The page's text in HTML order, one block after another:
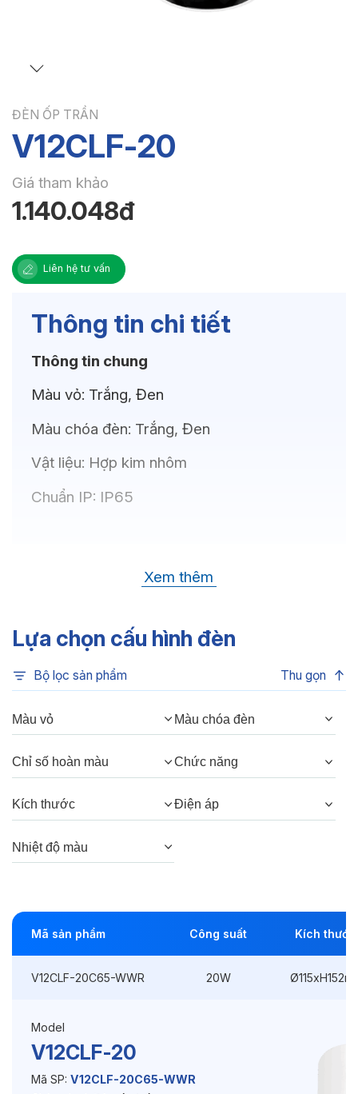
ĐÈN ỐP TRẦN
V12CLF-20
Giá tham khảo
1.140.048đ
Liên hệ tư vấn
Thông tin chi tiết
Thông tin chung
Màu vỏ: Trắng, Đen
Màu chóa đèn: Trắng, Đen
Vật liệu: Hợp kim nhôm
Chuẩn IP: IP65
CREE(USA)
Nhiệt độ màu:6500K, 4000K, 3500K,
3000K
Chỉ số hoàn màu:
Quang thông:
2000lm(C), 2000lm(N),
Góc chiếu:40°
Thông số Điện & Lắp đặt
Kích thước
Ø115xH152mm
Điện áp:220VAC, 50Hz
Độ bền & tùy chọn mở rộng
Xem thêm
Lựa chọn cấu hình đèn
Bộ lọc sản phẩm Thu gọn
Màu vỏ Màu chóa đèn
Chỉ số hoàn màu Chức năng
Kích thước Điện áp
Nhiệt độ màu
Mã sản phẩm Công suất Kích thước
V12CLF-20C65-WWR 20W
Model
V12CLF-20
Mã SP: V12CLF-20C65-WWR